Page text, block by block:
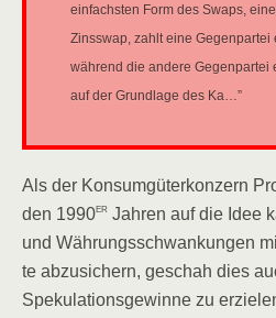
ein­fachs­ten Form des Swaps,
Zinsswap, zahlt eine Gegen­par­tei
wäh­rend die ande­re Gegen­par­tei
auf der Grund­la­ge des Ka…”
Als der Kon­sum­gü­ter­kon­zern
den 1990er Jah­ren auf die Idee
und Wäh­rungs­schwan­kun­gen
te abzu­si­chern, geschah dies
Spe­ku­la­ti­ons­ge­win­ne zu